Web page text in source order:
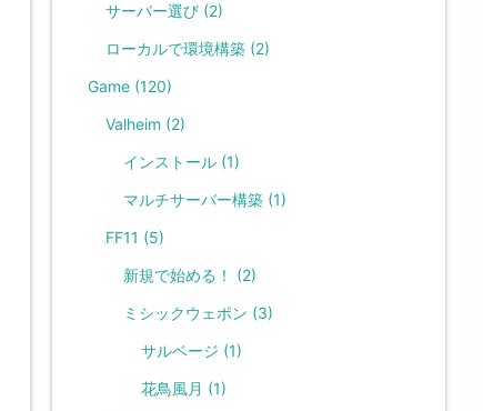
サーバー選び (2)
ローカルで環境構築 (2)
Game (120)
Valheim (2)
インストール (1)
マルチサーバー構築 (1)
FF11 (5)
新規で始める！ (2)
ミシックウェポン (3)
サルベージ (1)
花鳥風月 (1)